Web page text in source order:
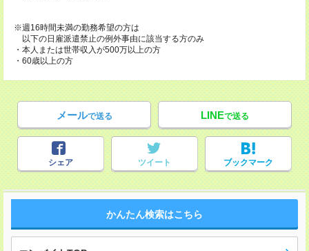
※週16時間未満の勤務希望の方は
以下の日雇派遣禁止の例外事由に該当する方のみ
・本人または世帯収入が500万以上の方
・60歳以上の方
メールで送る LINEで送る
シェア ツイート ブックマーク
かんたん検索はこちら